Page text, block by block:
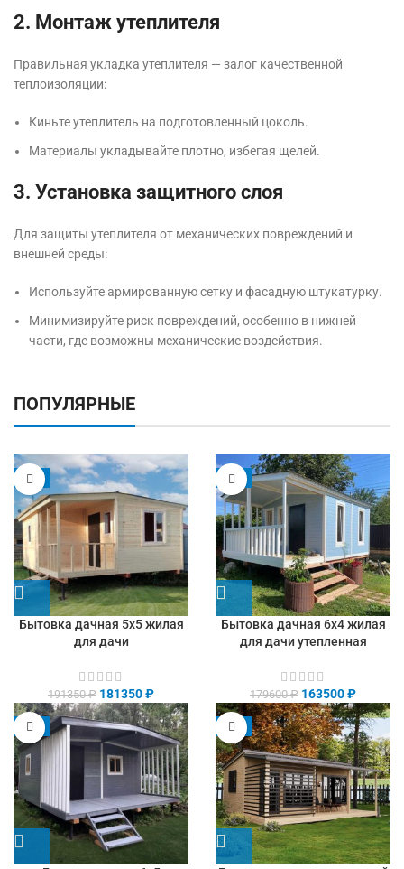
2. Монтаж утеплителя
Правильная укладка утеплителя — залог качественной
теплоизоляции:
Киньте утеплитель на подготовленный цоколь.
Материалы укладывайте плотно, избегая щелей.
3. Установка защитного слоя
Для защиты утеплителя от механических повреждений и
внешней среды:
Используйте армированную сетку и фасадную штукатурку.
Минимизируйте риск повреждений, особенно в нижней
части, где возможны механические воздействия.
ПОПУЛЯРНЫЕ
-5%
Бытовка дачная 5х5 жилая
для дачи
191350₽ 181350₽
-9%
Бытовка дачная 6х4 жилая
для дачи утепленная
179600₽ 163500₽
-8% -9%